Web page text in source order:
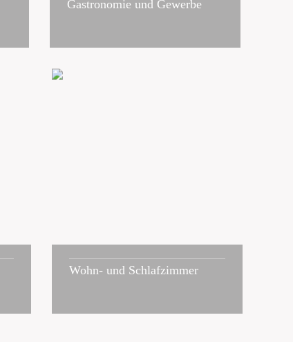
Gastronomie und Gewerbe
Wohn- und Schlafzimmer